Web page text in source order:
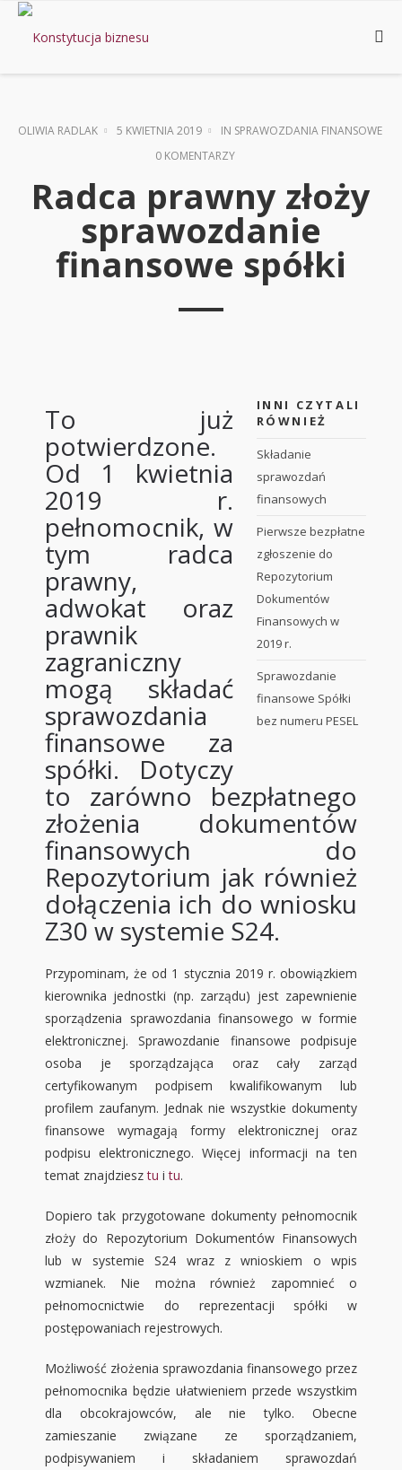
OLIWIA RADLAK 5 KWIETNIA 2019 IN SPRAWOZDANIA FINANSOWE
0 KOMENTARZY
Radca prawny złoży
sprawozdanie
finansowe spółki
INNI CZYTALI
RÓWNIEŻ
Składanie
sprawozdań
finansowych
Pierwsze bezpłatne
zgłoszenie do
Repozytorium
Dokumentów
Finansowych w
2019 r.
Sprawozdanie
finansowe Spółki
bez numeru PESEL
To już
potwierdzone.
Od 1 kwietnia
2019 r.
pełnomocnik, w
tym radca
prawny,
adwokat oraz
prawnik
zagraniczny
mogą składać
sprawozdania
finansowe za
spółki. Dotyczy
to zarówno bezpłatnego
złożenia dokumentów
finansowych do
Repozytorium jak również
dołączenia ich do wniosku
Z30 w systemie S24.
Przypominam, że od 1 stycznia 2019 r. obowiązkiem
kierownika jednostki (np. zarządu) jest zapewnienie
sporządzenia sprawozdania finansowego w formie
elektronicznej. Sprawozdanie finansowe podpisuje
osoba je sporządzająca oraz cały zarząd
certyfikowanym podpisem kwalifikowanym lub
profilem zaufanym. Jednak nie wszystkie dokumenty
finansowe wymagają formy elektronicznej oraz
podpisu elektronicznego. Więcej informacji na ten
temat znajdziesztu itu.
Dopiero tak przygotowane dokumenty pełnomocnik
złoży do Repozytorium Dokumentów Finansowych
lub w systemie S24 wraz z wnioskiem o wpis
wzmianek. Nie można również zapomnieć o
pełnomocnictwie do reprezentacji spółki w
postępowaniach rejestrowych.
Możliwość złożenia sprawozdania finansowego przez
pełnomocnika będzie ułatwieniem przede wszystkim
dla obcokrajowców, ale nie tylko. Obecne
zamieszanie związane ze sporządzaniem,
podpisywaniem i składaniem sprawozdań